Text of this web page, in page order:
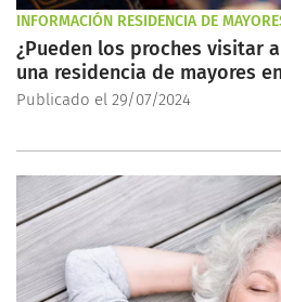
INFORMACIÓN RESIDENCIA DE
¿Pueden los proches visitar
una residencia de mayores
momento?
Publicado el 29/07/2024